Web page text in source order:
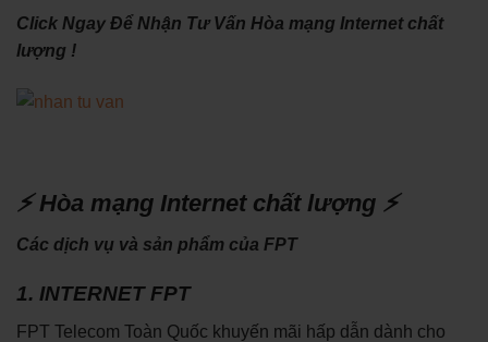
Click Ngay Để Nhận Tư Vấn Hòa mạng Internet chất
lượng !
⚡ Hòa mạng Internet chất lượng ⚡
Các dịch vụ và sản phẩm của FPT
1. INTERNET FPT
FPT Telecom Toàn Quốc khuyến mãi hấp dẫn dành cho